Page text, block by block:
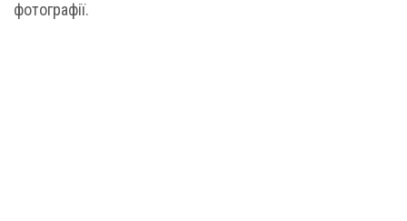
фотографії.